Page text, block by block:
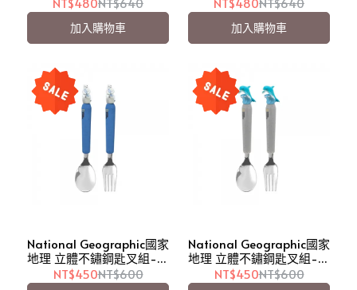
Ocean【愛吾兒】
加入購物車
Safari【愛吾兒】
加入購物車
National Geographic國家
地理 立體不鏽鋼匙叉組-北
極熊Polar Bear【愛吾兒】
NT$450NT$600
National Geographic國家
地理 立體不鏽鋼匙叉組-海
豚Dolphin【愛吾兒】
NT$450NT$600